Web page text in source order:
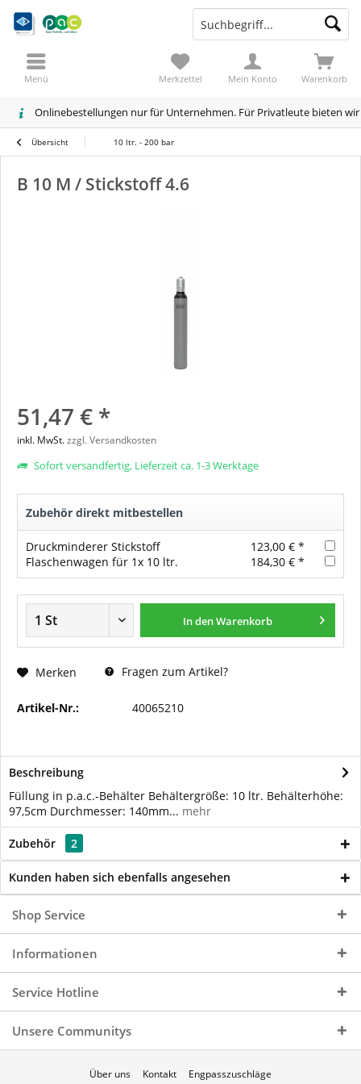
Onlinebestellungen nur für Unternehmen. Für Privatleute bieten
Warenkorb
Merkzettel Mein Konto
Menü
Übersicht 10 ltr. - 200 bar
B 10 M / Stickstoff 4.6
51,47 € *
inkl. MwSt.zzgl. Versandkosten
Sofort versandfertig, Lieferzeit ca. 1-3 Werktage
Zubehör direkt mitbestellen
Druckminderer Stickstoff
123,00 € *
Flaschenwagen für 1x 10 ltr.
184,30 € *
In denWarenkorb
Merken Fragen zum Artikel?
Artikel-Nr.: 40065210
Beschreibung
Füllung in p.a.c.-Behälter Behältergröße: 10 ltr. Behälterhöhe:
97,5cm Durchmesser: 140mm... mehr
Zubehör 2
Kunden haben sich ebenfalls angesehen
Shop Service
Informationen
Service Hotline
Unsere Communitys
Über uns Kontakt
Engpasszuschläge